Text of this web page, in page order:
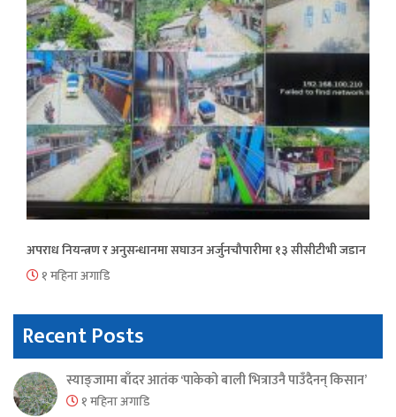
अपराध नियन्त्रण र अनुसन्धानमा सघाउन अर्जुनचौपारीमा १३ सीसीटीभी जडान
१ महिना अगाडि
Recent Posts
स्याङ्जामा बाँदर आतंक ‘पाकेको बाली भित्राउनै पाउँदैनन् किसान’
१ महिना अगाडि